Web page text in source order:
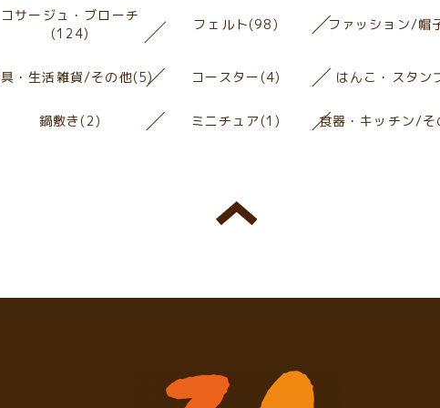
コサージュ・ブローチ
(124)
フェルト(98) ファッション/帽
・生活雑貨/その他(5) コースター(4) はんこ・スタン
鍋敷き(2) ミニチュア(1) 食器・キッチン/